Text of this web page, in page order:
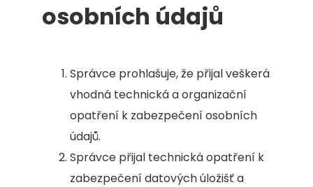
osobních údajů
Správce prohlašuje, že přijal veškerá
vhodná technická a organizační
opatření k zabezpečení osobních
údajů.
Správce přijal technická opatření k
zabezpečení datových úložišť a